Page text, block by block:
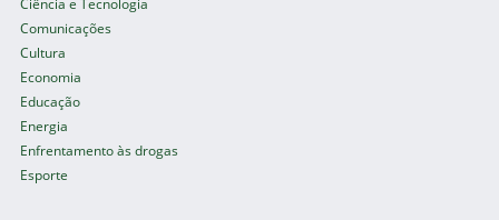
Ciência e Tecnologia
Comunicações
Cultura
Economia
Educação
Energia
Enfrentamento às drogas
Esporte